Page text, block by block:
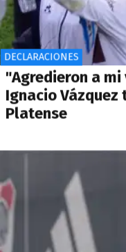
DECLARACIONES
"Agredieron a
Ignacio
Platense